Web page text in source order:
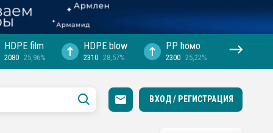
HDPE film
2080 25,96%
HDPE blow
2310 28,57%
PP hомо
2300 25,22%
ВХОД / РЕГИСТРАЦИЯ